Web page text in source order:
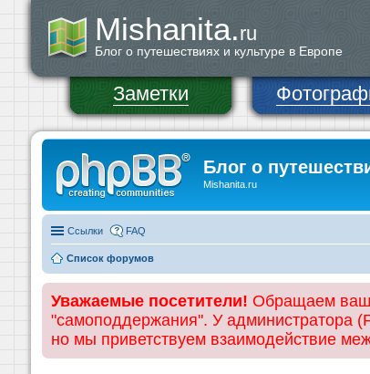
Mishanita.ru
Блог о путешествиях и культуре в Европе
Заметки
Блог о
Mishanita.ru
Ссылки FAQ
Список форумов
Уважаемые посетители! Обращаем
"самоподдержания". У администратора
но мы приветствуем взаимодействие